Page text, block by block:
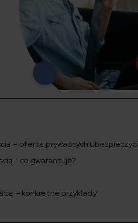
– oferta prywatnych
– co gwarantuje?
– konkretne przykłady